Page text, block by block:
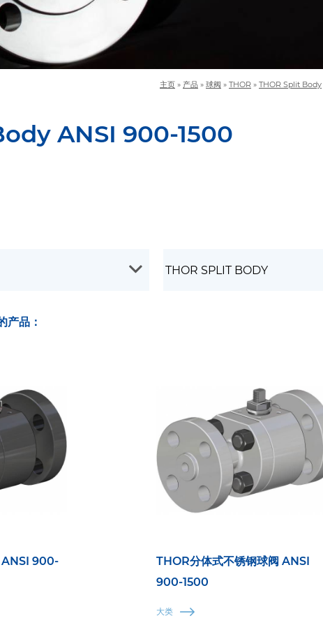
主页 » 产品 » 球阀 » THOR » THOR Split Body
ANSI 900-1500
产品：
ANSI 900-
THOR分体式不锈钢球阀 ANSI
900-1500
大类